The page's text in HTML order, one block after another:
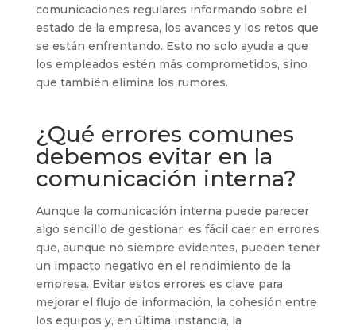
comunicaciones regulares informando sobre el
estado de la empresa, los avances y los retos que
se están enfrentando. Esto no solo ayuda a que
los empleados estén más comprometidos, sino
que también elimina los rumores.
¿Qué errores comunes
debemos evitar en la
comunicación interna?
Aunque la comunicación interna puede parecer
algo sencillo de gestionar, es fácil caer en errores
que, aunque no siempre evidentes, pueden tener
un impacto negativo en el rendimiento de la
empresa. Evitar estos errores es clave para
mejorar el flujo de información, la cohesión entre
los equipos y, en última instancia, la